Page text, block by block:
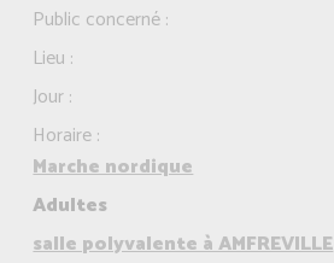
Public concerné :
Lieu :
Jour :
Horaire :
Marche nordique
Adultes
salle polyvalente à AMFREVILLE